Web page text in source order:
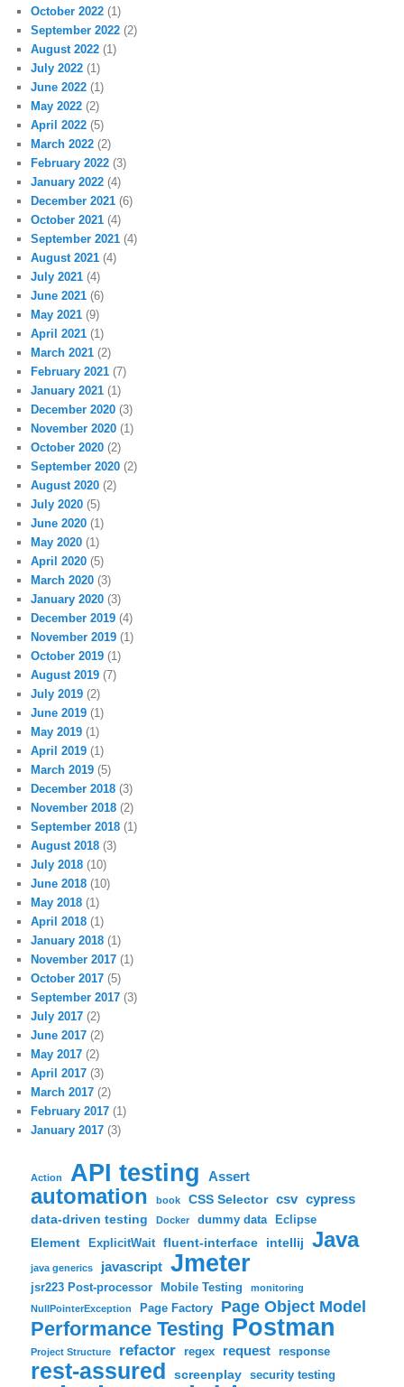
October 2022 (1)
September 2022 (2)
August 2022 (1)
July 2022 (1)
June 2022 (1)
May 2022 (2)
April 2022 (5)
March 2022 (2)
February 2022 (3)
January 2022 (4)
December 2021 (6)
October 2021 (4)
September 2021 (4)
August 2021 (4)
July 2021 (4)
June 2021 (6)
May 2021 (9)
April 2021 (1)
March 2021 (2)
February 2021 (7)
January 2021 (1)
December 2020 (3)
November 2020 (1)
October 2020 (2)
September 2020 (2)
August 2020 (2)
July 2020 (5)
June 2020 (1)
May 2020 (1)
April 2020 (5)
March 2020 (3)
January 2020 (3)
December 2019 (4)
November 2019 (1)
October 2019 (1)
August 2019 (7)
July 2019 (2)
June 2019 (1)
May 2019 (1)
April 2019 (1)
March 2019 (5)
December 2018 (3)
November 2018 (2)
September 2018 (1)
August 2018 (3)
July 2018 (10)
June 2018 (10)
May 2018 (1)
April 2018 (1)
January 2018 (1)
November 2017 (1)
October 2017 (5)
September 2017 (3)
July 2017 (2)
June 2017 (2)
May 2017 (2)
April 2017 (3)
March 2017 (2)
February 2017 (1)
January 2017 (3)
Action API testing Assert
automation book CSS Selector csv cypress
data-driven testing Docker dummy data Eclipse
Element ExplicitWait fluent-interface intellij Java
java generics javascript Jmeter
jsr223 Post-processor Mobile Testing
monitoring
NullPointerException
Page Factory Page Object Model
Performance Testing Postman
Project Structure refactor regex request response
rest-assured screenplay security testing